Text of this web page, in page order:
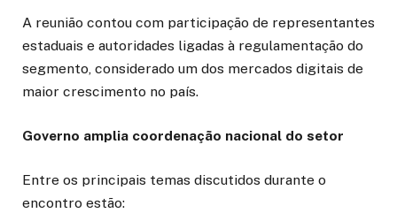
A reunião contou com participação de representantes
estaduais e autoridades ligadas à regulamentação do
segmento, considerado um dos mercados digitais de
maior crescimento no país.
Governo amplia coordenação nacional do setor
Entre os principais temas discutidos durante o
encontro estão: